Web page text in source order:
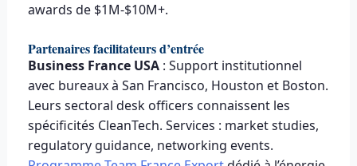
awards de $1M-$10M+.
Partenaires facilitateurs d’entrée
Business France USA : Support institutionnel
avec bureaux à San Francisco, Houston et Boston.
Leurs sectoral desk officers connaissent les
spécificités CleanTech. Services : market studies,
regulatory guidance, networking events.